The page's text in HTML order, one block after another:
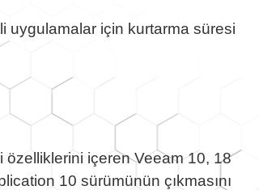
uygulamalar için kurtarma süresi
özelliklerini içeren Veeam 10, 18
10 sürümünün çıkmasını